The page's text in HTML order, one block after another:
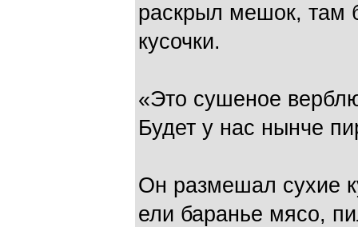
раскрыл мешок, там
кусочки.
«Это сушеное
Будет у нас нынче
Он размешал сухие
ели баранье мясо,